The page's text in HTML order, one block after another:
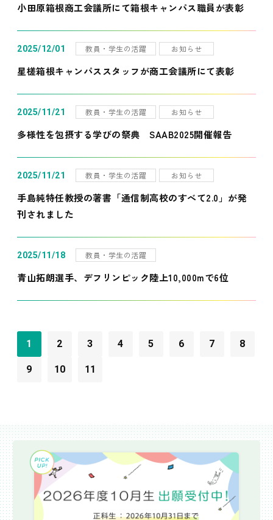
小田原箱根商工会議所にて箱根キャンパス職員が表彰
2025/12/01 教員・学生の活躍 お知らせ
星槎箱根キャンパススタッフが商工会議所にて表彰
2025/11/21 教員・学生の活躍 お知らせ
多様性を包摂する学びの祭典 SAAB2025開催報告
2025/11/21 教員・学生の活躍 お知らせ
手島純特任教授の著書「通信制高校のすべて2.0」が発
刊されました
2025/11/18 教員・学生の活躍
青山拓朗選手、デフリンピック陸上10,000mで6位
1 2 3 4 5 6 7 8
9 10 11